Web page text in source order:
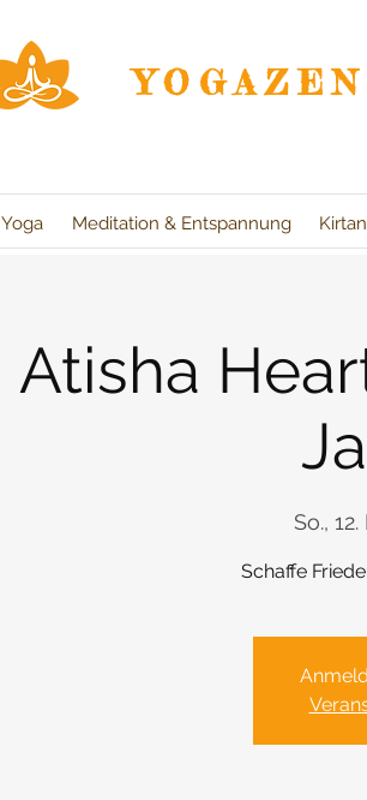
Yoga Meditation & Entspannung Kirtan
Atisha
So., 12.
Schaffe